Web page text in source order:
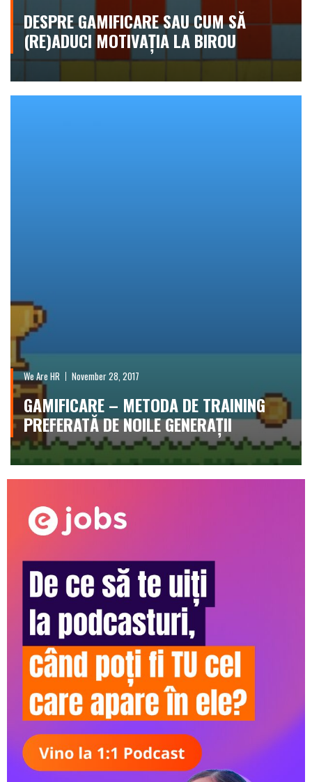
DESPRE GAMIFICARE SAU CUM SĂ
(RE)ADUCI MOTIVAȚIA LA BIROU
We Are HR November 28, 2017
GAMIFICARE – METODA DE TRAINING
PREFERATĂ DE NOILE GENERAȚII